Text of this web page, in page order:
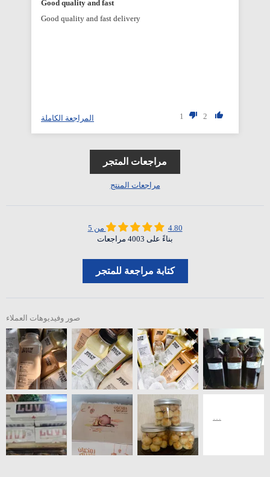
Good quality and fast
Good quality and fast delivery
2
1 المراجعة الكاملة
مراجعات المتجر
مراجعات المنتج
4.80 من 5
بناءً على 4003 مراجعات
كتابة مراجعة للمتجر
صور وفيديوهات العملاء